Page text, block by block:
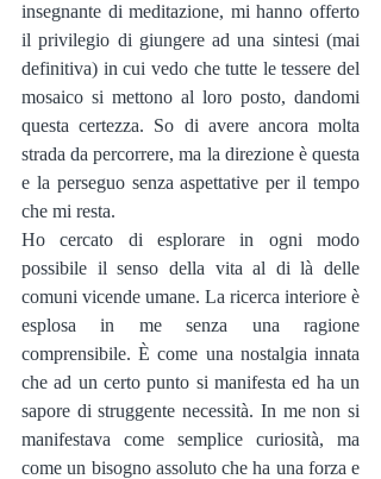
insegnante di meditazione, mi hanno offerto
il privilegio di giungere ad una sintesi (mai
definitiva) in cui vedo che tutte le tessere del
mosaico si mettono al loro posto, dandomi
questa certezza. So di avere ancora molta
strada da percorrere, ma la direzione è questa
e la perseguo senza aspettative per il tempo
che mi resta.
Ho cercato di esplorare in ogni modo
possibile il senso della vita al di là delle
comuni vicende umane. La ricerca interiore è
esplosa in me senza una ragione
comprensibile. È come una nostalgia innata
che ad un certo punto si manifesta ed ha un
sapore di struggente necessità. In me non si
manifestava come semplice curiosità, ma
come un bisogno assoluto che ha una forza e